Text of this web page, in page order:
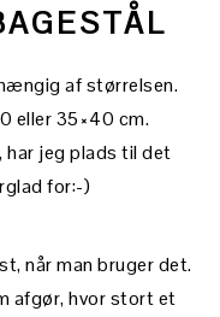
af størrelsen.
eller 35×40 cm.
har jeg plads til det
for:-)
når man bruger det.
afgør, hvor stort et